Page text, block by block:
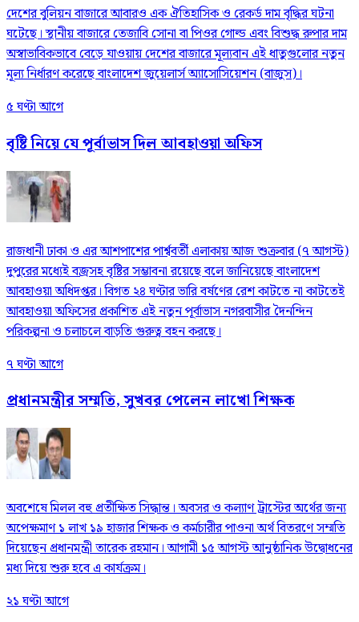
দেশের বুলিয়ন বাজারে আবারও এক ঐতিহাসিক ও রেকর্ড দাম বৃদ্ধির ঘটনা
ঘটেছে। স্থানীয় বাজারে তেজাবি সোনা বা পিওর গোল্ড এবং বিশুদ্ধ রুপার দাম
অস্বাভাবিকভাবে বেড়ে যাওয়ায় দেশের বাজারে মূল্যবান এই ধাতুগুলোর নতুন
মূল্য নির্ধারণ করেছে বাংলাদেশ জুয়েলার্স অ্যাসোসিয়েশন (বাজুস)।
৫ ঘণ্টা আগে
বৃষ্টি নিয়ে যে পূর্বাভাস দিল আবহাওয়া অফিস
রাজধানী ঢাকা ও এর আশপাশের পার্শ্ববর্তী এলাকায় আজ শুক্রবার (৭ আগস্ট)
দুপুরের মধ্যেই বজ্রসহ বৃষ্টির সম্ভাবনা রয়েছে বলে জানিয়েছে বাংলাদেশ
আবহাওয়া অধিদপ্তর। বিগত ২৪ ঘণ্টার ভারি বর্ষণের রেশ কাটতে না কাটতেই
আবহাওয়া অফিসের প্রকাশিত এই নতুন পূর্বাভাস নগরবাসীর দৈনন্দিন
পরিকল্পনা ও চলাচলে বাড়তি গুরুত্ব বহন করছে।
৭ ঘণ্টা আগে
প্রধানমন্ত্রীর সম্মতি, সুখবর পেলেন লাখো শিক্ষক
অবশেষে মিলল বহু প্রতীক্ষিত সিদ্ধান্ত। অবসর ও কল্যাণ ট্রাস্টের অর্থের জন্য
অপেক্ষমাণ ১ লাখ ১৯ হাজার শিক্ষক ও কর্মচারীর পাওনা অর্থ বিতরণে সম্মতি
দিয়েছেন প্রধানমন্ত্রী তারেক রহমান। আগামী ১৫ আগস্ট আনুষ্ঠানিক উদ্বোধনের
মধ্য দিয়ে শুরু হবে এ কার্যক্রম।
২১ ঘণ্টা আগে